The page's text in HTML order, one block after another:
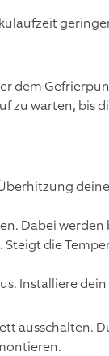
dem
zu warten, bis
Dabei
die
Installiere
ausschalten.